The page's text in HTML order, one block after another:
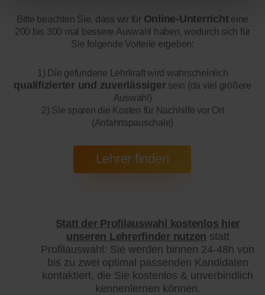
Bitte beachten Sie, dass wir für Online-Unterrichteine
200 bis 300 mal bessere Auswahl haben, wodurch sich für
Sie folgende Vorteile ergeben:
1) Die gefundene Lehrkraft wird wahrscheinlich
qualifizierter und zuverlässigersein (da viel größere
Auswahl)
2) Sie sparen die Kosten für Nachhilfe vor Ort
(Anfahrtspauschale)
Statt der Profilauswahl kostenlos hier
unseren Lehrerfinder nutzen statt
Profilauswahl: Sie werden binnen 24-48h von
bis zu zwei optimal passenden Kandidaten
kontaktiert, die Sie kostenlos & unverbindlich
kennenlernen können.